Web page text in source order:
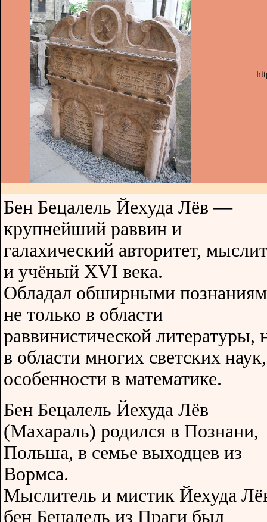
Бен Бецалель Йехуда Лёв —
крупнейший раввин и
галахический авторитет,
и учёный XVI века.
Обладал обширными
не только в области
раввинистической литературы,
в области многих светских
особенности в математике.
Бен Бецалель Йехуда Лёв
(Махараль) родился в Познани,
Польша, в семье выходцев из
Вормса.
Мыслитель и мистик Йехуда
бен Бецалель из Праги был